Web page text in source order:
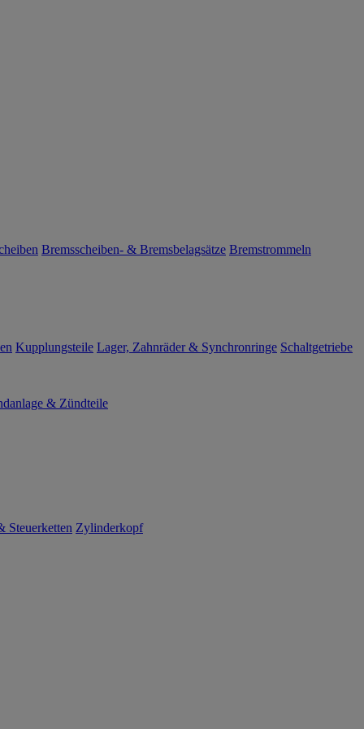
Bremsscheiben- & Bremsbelagsätze Bremstrommeln
Kupplungsteile Lager, Zahnräder & Synchronringe Schaltgetriebe
& Zündteile
Steuerketten Zylinderkopf